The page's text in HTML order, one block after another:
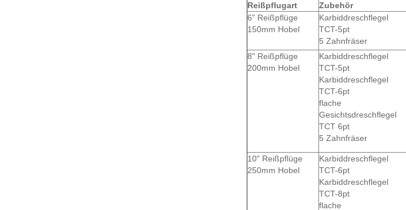
Reißpflugart Zubehör
6" Reißpflüge
150mm Hobel
Karbiddreschflegel
TCT-5pt
5 Zahnfräser
8" Reißpflüge
200mm Hobel
Karbiddreschflegel
TCT-5pt
Karbiddreschflegel
TCT-6pt
flache
Gesichtsdreschflegel
TCT 6pt
5 Zahnfräser
10" Reißpflüge
250mm Hobel
Karbiddreschflegel
TCT-6pt
Karbiddreschflegel
TCT-8pt
flache